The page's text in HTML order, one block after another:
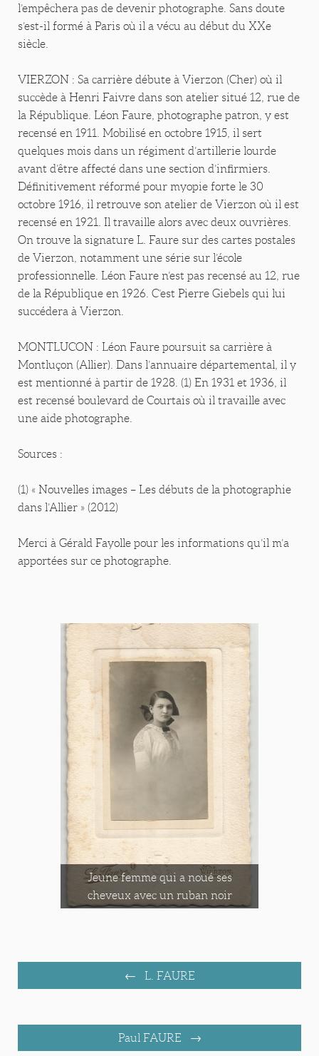
l’empêchera pas de devenir photographe. Sans doute
s’est-il formé à Paris où il a vécu au début du XXe
siècle.
VIERZON : Sa carrière débute à Vierzon (Cher) où il
succède à Henri Faivre dans son atelier situé 12, rue de
la République. Léon Faure, photographe patron, y est
recensé en 1911. Mobilisé en octobre 1915, il sert
quelques mois dans un régiment d’artillerie lourde
avant d’être affecté dans une section d’infirmiers.
Définitivement réformé pour myopie forte le 30
octobre 1916, il retrouve son atelier de Vierzon où il est
recensé en 1921. Il travaille alors avec deux ouvrières.
On trouve la signature L. Faure sur des cartes postales
de Vierzon, notamment une série sur l’école
professionnelle. Léon Faure n’est pas recensé au 12, rue
de la République en 1926. C’est Pierre Giebels qui lui
succédera à Vierzon.
MONTLUCON : Léon Faure poursuit sa carrière à
Montluçon (Allier). Dans l’annuaire départemental, il y
est mentionné à partir de 1928. (1) En 1931 et 1936, il
est recensé boulevard de Courtais où il travaille avec
une aide photographe.
Sources :
(1) « Nouvelles images – Les débuts de la photographie
dans l’Allier » (2012)
Merci à Gérald Fayolle pour les informations qu’il m’a
apportées sur ce photographe.
Jeune femme qui a noué ses
cheveux avec un ruban noir
L. FAURE
Paul FAURE